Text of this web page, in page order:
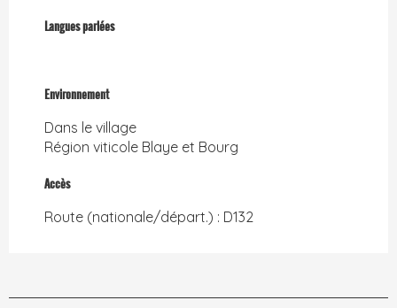
Langues parlées
Langues parlées
Environnement
Environnement
Dans le village
Région viticole Blaye et Bourg
Accès
Accès
Route (nationale/départ.) : D132